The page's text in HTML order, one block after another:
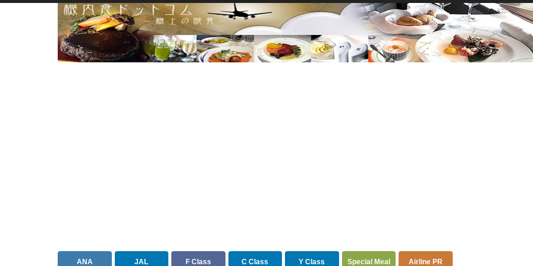
ANA JAL F Class C Class Y Class Special Meal Airline PR